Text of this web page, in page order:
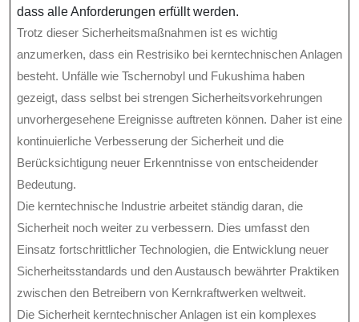
dass alle Anforderungen erfüllt werden.
Trotz dieser Sicherheitsmaßnahmen ist es wichtig
anzumerken, dass ein Restrisiko bei kerntechnischen Anlagen
besteht. Unfälle wie Tschernobyl und Fukushima haben
gezeigt, dass selbst bei strengen Sicherheitsvorkehrungen
unvorhergesehene Ereignisse auftreten können. Daher ist eine
kontinuierliche Verbesserung der Sicherheit und die
Berücksichtigung neuer Erkenntnisse von entscheidender
Bedeutung.
Die kerntechnische Industrie arbeitet ständig daran, die
Sicherheit noch weiter zu verbessern. Dies umfasst den
Einsatz fortschrittlicher Technologien, die Entwicklung neuer
Sicherheitsstandards und den Austausch bewährter Praktiken
zwischen den Betreibern von Kernkraftwerken weltweit.
Die Sicherheit kerntechnischer Anlagen ist ein komplexes